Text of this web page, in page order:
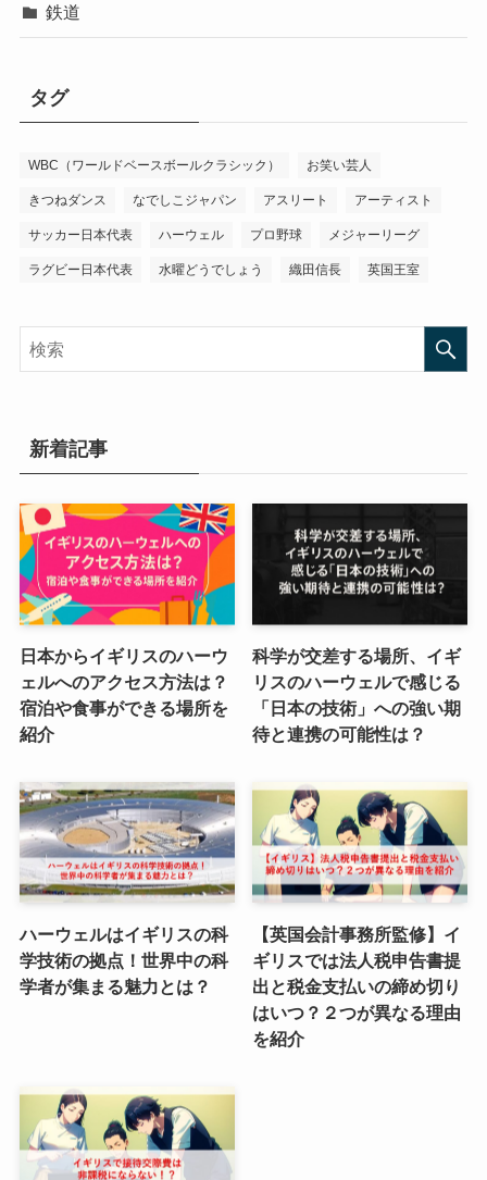
鉄道
タグ
WBC（ワールドベースボールクラシック） お笑い芸人
きつねダンス なでしこジャパン アスリート アーティスト
サッカー日本代表 ハーウェル プロ野球 メジャーリーグ
ラグビー日本代表 水曜どうでしょう 織田信長 英国王室
新着記事
日本からイギリスのハーウ
ェルへのアクセス方法は？
宿泊や食事ができる場所を
紹介
科学が交差する場所、イギ
リスのハーウェルで感じる
「日本の技術」への強い期
待と連携の可能性は？
ハーウェルはイギリスの科
学技術の拠点！世界中の科
学者が集まる魅力とは？
【英国会計事務所監修】イ
ギリスでは法人税申告書提
出と税金支払いの締め切り
はいつ？２つが異なる理由
を紹介